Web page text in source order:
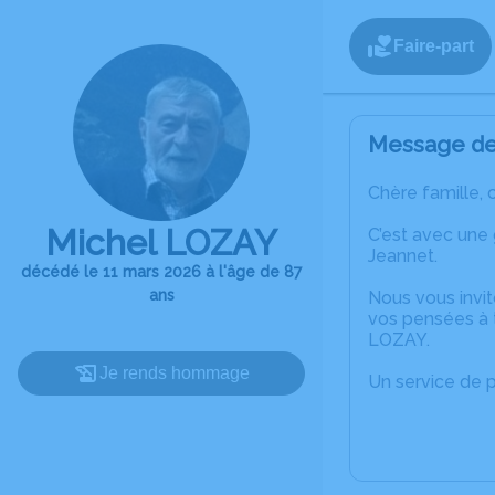
Michel LOZAY
décédé le 11 mars 2026 à l'âge de 87
ans
Je rends hommage
Faire-part
Message
Chère famille,
C’est avec
Jeannet.
Nous vous
vos pensées à
LOZAY.
Un service de